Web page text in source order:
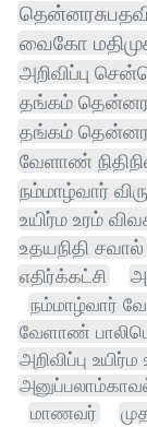
வைகோ
அறிவிப்பு
தங்கம்
தங்கம்
வேளாண்
நம்மாழ்வார்
உயிர்ம உரம்
உதயநிதி சவால்
எதிர்க்கட்சி
நம்மாழ்வார்
வேளாண்
அறிவிப்பு
மாணவர்